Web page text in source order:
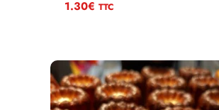
1.30€ TTC